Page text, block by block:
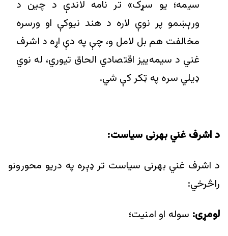
سیمه؛ یو سړک» تر نامه لاندې د چین د
ورېښمو پر نوې لاره د هند نیوکې او ورسره
مخالفت هم بل لامل و، چې په دې اړه د اشرف
غني د سيمه‌ييز اقتصادي الحاق تیوري، له نوي
ډيلي سره په ټکر کې شي.
د اشرف غني بهرنی سیاست:
د اشرف غني بهرنی سياست تر ډېره په دريو محورونو
راڅرخي:
لومړی: سوله او امنیت؛